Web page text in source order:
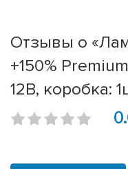
Отзывы о
+150%
12В, коробка: